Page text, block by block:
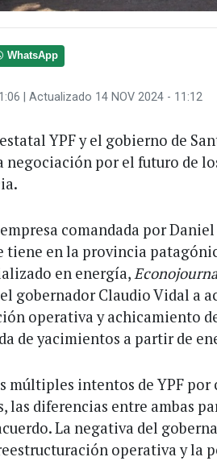
WhatsApp
| Actualizado 14 NOV 2024 - 11:12
YPF y el gobierno de
negociación por el futuro de
comandada por
tiene en la provincia
en energía,
gobernador Claudio Vidal a
operativa y achicamiento
de yacimientos a partir de
múltiples intentos de YPF por
las diferencias entre ambas
La negativa del
operativa y la